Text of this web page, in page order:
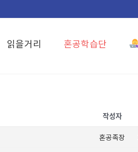
읽을거리 혼공학습단
작성자
혼공족장